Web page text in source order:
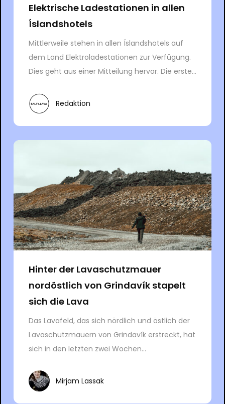
Elektrische Ladestationen in allen
Íslandshotels
Mittlerweile stehen in allen Íslandshotels auf
dem Land Elektroladestationen zur Verfügung.
Dies geht aus einer Mitteilung hervor. Die erste...
Redaktion
Hinter der Lavaschutzmauer
nordöstlich von Grindavík stapelt
sich die Lava
Das Lavafeld, das sich nördlich und östlich der
Lavaschutzmauern von Grindavík erstreckt, hat
sich in den letzten zwei Wochen...
Mirjam Lassak